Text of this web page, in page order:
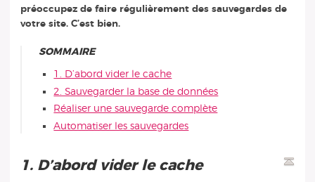
préoccupez de faire régulièrement des sauvegardes de
votre site. C’est bien.
SOMMAIRE
1. D’abord vider le cache
2. Sauvegarder la base de données
Réaliser une sauvegarde complète
Automatiser les sauvegardes
1. D’abord vider le cache